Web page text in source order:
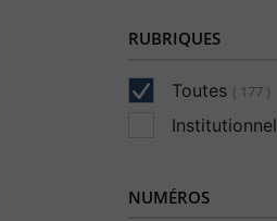
RUBRIQUES
Toutes ( 177 )
Institutionnel
NUMÉROS